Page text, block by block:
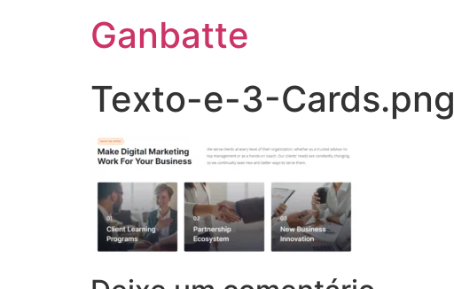
Ganbatte
Texto-e-3-Cards.png